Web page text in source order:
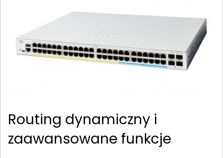
Routing dynamiczny i
zaawansowane funkcje